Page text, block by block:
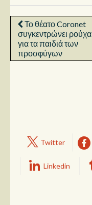
Το θέατο Coronet
συγκεντρώνει ρούχα
για τα παιδιά των
προσφύγων
Twitter
Linkedin